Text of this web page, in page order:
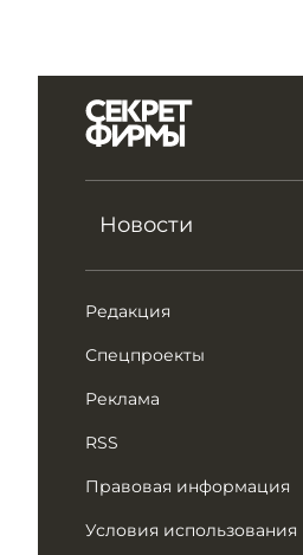
Новости
Редакция
Спецпроекты
Реклама
RSS
Правовая информация
Условия использования